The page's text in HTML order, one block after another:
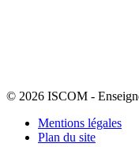
© 2026 ISCOM -
Mentions légales
Plan du site